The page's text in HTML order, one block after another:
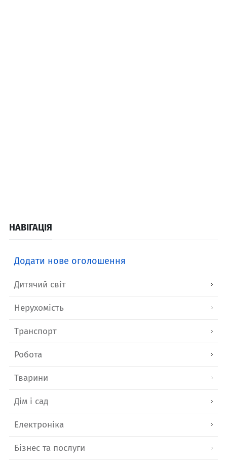
НАВІГАЦІЯ
Додати нове оголошення
Дитячий світ
Нерухомість
Транспорт
Робота
Тварини
Дім і сад
Електроніка
Бізнес та послуги